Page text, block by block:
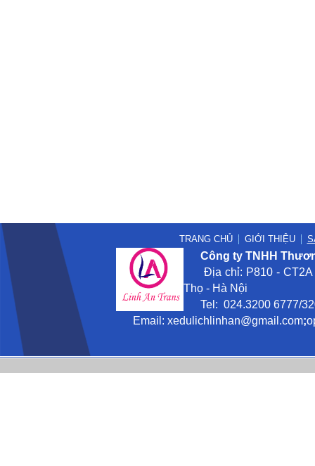
TRANG CHỦ GIỚI THIỆU
Công ty TNHH
Địa chỉ: P810 - CT2A
Thọ - Hà Nội
Tel: 024.3200 6777/
Email: xedulichlinhan@gmail .com;